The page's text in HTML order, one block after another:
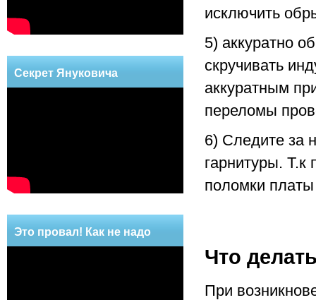
Секрет Януковича
Это провал! Как не надо
исключить
5) аккуратно
скручивать
аккуратным
переломы
6) Следите за
гарнитуры. Т.к
поломки
Что
При